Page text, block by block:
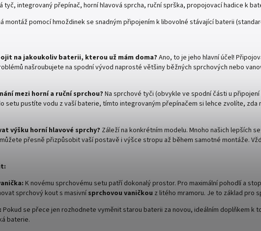
tyč, integrovaný přepínač, horní hlavová sprcha, ruční sprška, propojovací hadice k
montáž pomocí hmoždinek se snadným připojením k libovolné stávající baterii
na jakoukoliv baterii, kterou už mám doma? Ano, to je jeho hlavní účel!
našroubujete na spodní vývod naprosté většiny běžných sprchových nebo
mezi horní a ruční sprchou? Na sprchové tyči (obvykle ve spodní části u
setu pustíte vodu z vaší baterie, tímto integrovaným přepínačem si lehce zvolíte,
výšku horní hlavové sprchy? Záleží na konkrétním modelu. Mnoho našich lepších
přesně přizpůsobit vaší postavě i výšce stropu až během samotné montáže.
K novému sprchovému setu patří dokonalý prostor. Pro maximální pohodlí a
sprchový kout s masivní sprchovou vaničkou z litého mramoru. Je to základ pro
Pokud se přece jen rozhodnete vyměnit starou baterii za novou, ideálním doplňkem k
baterie.